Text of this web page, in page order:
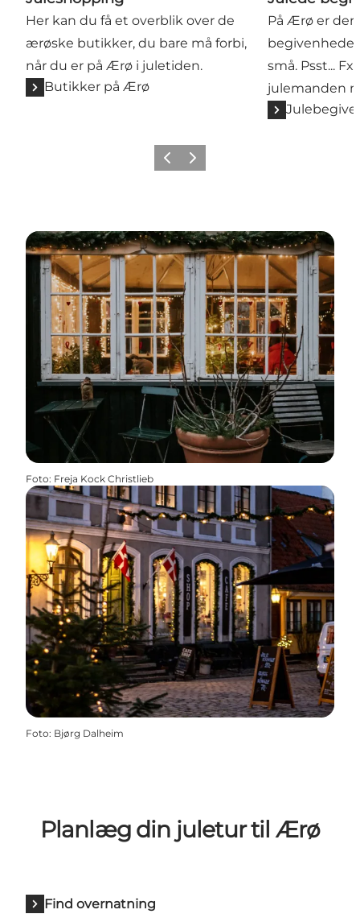
Her kan du få et overblik over de
ærøske butikker, du bare må forbi,
når du er på Ærø i juletiden.
Butikker på Ærø
På Ærø er der
små. Psst...
julemanden
ForrigeNæste
Foto: Freja Kock Christlieb
Foto: Bjørg Dalheim
Planlæg din juletur til Ærø
Find overnatning